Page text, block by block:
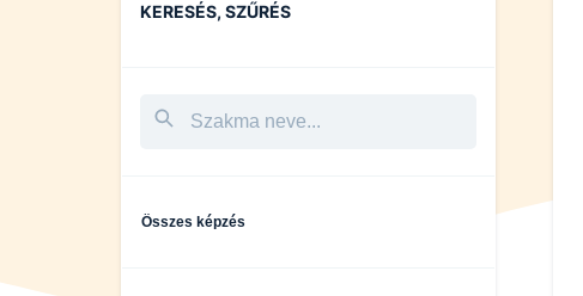
KERESÉS, SZŰRÉS
Összes képzés